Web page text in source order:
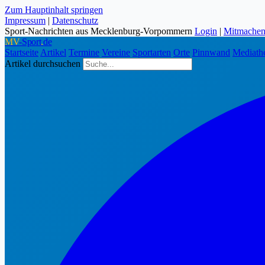
Zum Hauptinhalt springen
Impressum | Datenschutz
Sport-Nachrichten aus Mecklenburg-Vorpommern Login | Mitmachen
MV-Sport.de
Startseite Artikel Termine Vereine Sportarten Orte Pinnwand
Artikel durchsuchen